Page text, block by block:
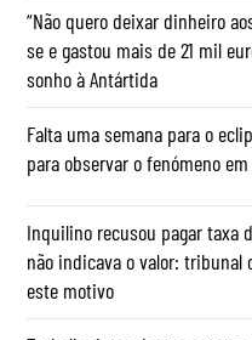
“Não quero deixar dinheiro
se e gastou mais de 21 mil
sonho à Antártida
Falta uma semana para o
para observar o fenómeno
Inquilino recusou pagar taxa
não indicava o valor: tribunal
este motivo